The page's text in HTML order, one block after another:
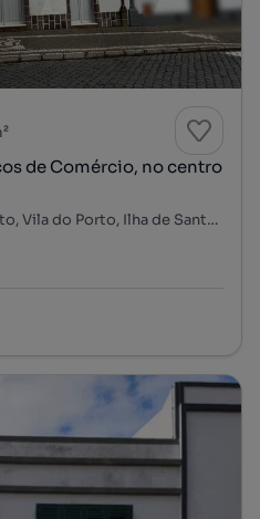
de Comércio, no centro
Rua dos Oleiros, Vila do Porto, Vila do Porto, Ilha de Santa Maria